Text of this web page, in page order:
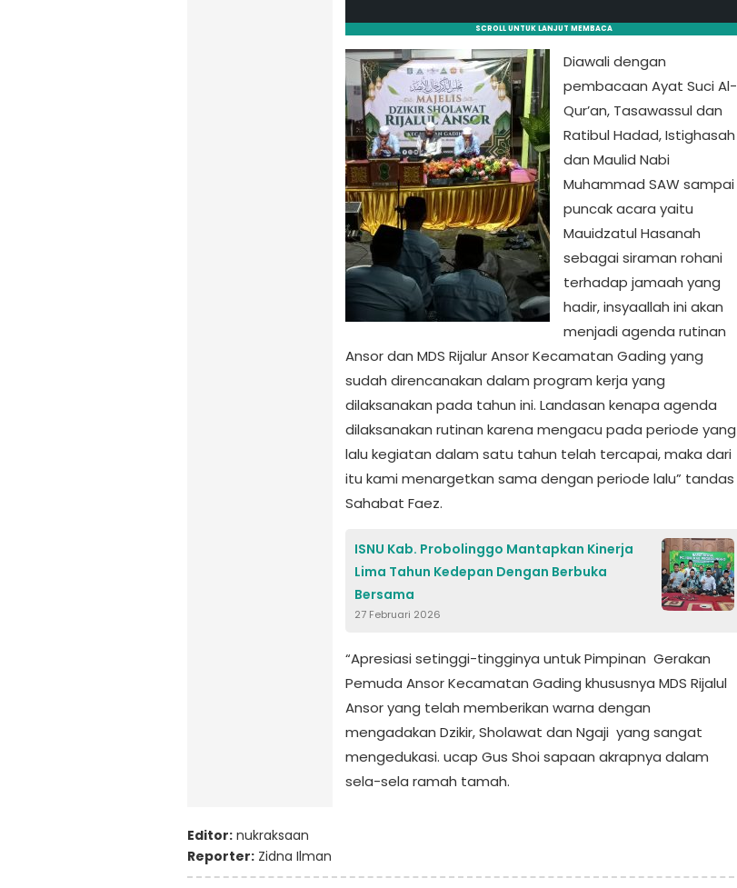
SCROLL UNTUK LANJUT MEMBACA
Diawali dengan
pembacaan Ayat Suci Al-
Qur’an, Tasawassul dan
Ratibul Hadad, Istighasah
dan Maulid Nabi
Muhammad SAW sampai
puncak acara yaitu
Mauidzatul Hasanah
sebagai siraman rohani
terhadap jamaah yang
hadir, insyaallah ini akan
menjadi agenda rutinan
Ansor dan MDS Rijalur Ansor Kecamatan Gading yang
sudah direncanakan dalam program kerja yang
dilaksanakan pada tahun ini. Landasan kenapa agenda
dilaksanakan rutinan karena mengacu pada periode yang
lalu kegiatan dalam satu tahun telah tercapai, maka dari
itu kami menargetkan sama dengan periode lalu” tandas
Sahabat Faez.
ISNU Kab. Probolinggo Mantapkan Kinerja
Lima Tahun Kedepan Dengan Berbuka
Bersama
27 Februari 2026
“Apresiasi setinggi-tingginya untuk Pimpinan Gerakan
Pemuda Ansor Kecamatan Gading khususnya MDS Rijalul
Ansor yang telah memberikan warna dengan
mengadakan Dzikir, Sholawat dan Ngaji yang sangat
mengedukasi. ucap Gus Shoi sapaan akrapnya dalam
sela-sela ramah tamah.
Editor: nukraksaan
Reporter: Zidna Ilman